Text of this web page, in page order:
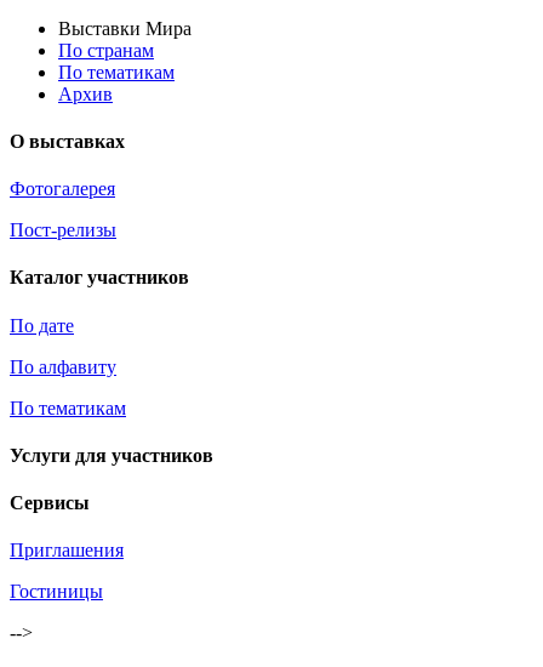
Выставки Мира
По странам
По тематикам
Архив
О выставках
Фотогалерея
Пост-релизы
Каталог участников
По дате
По алфавиту
По тематикам
Услуги для участников
Сервисы
Приглашения
Гостиницы
-->